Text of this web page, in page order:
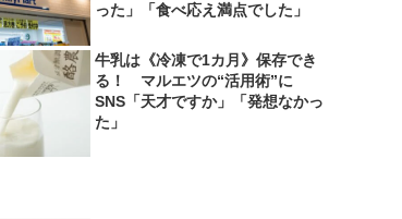
った」「食べ応え満点でした」
牛乳は《冷凍で1カ月》保存でき
る！ マルエツの“活用術”に
SNS「天才ですか」「発想なかっ
た」